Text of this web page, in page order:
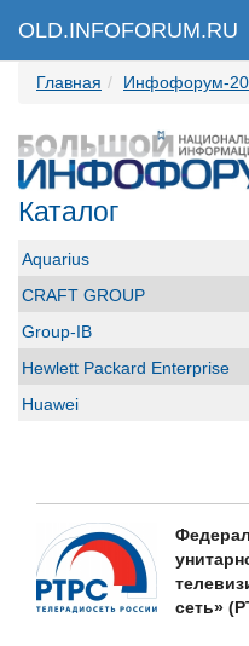
OLD.INFOFORUM.RU
Главная Инфофорум-
Каталог
Aquarius
CRAFT GROUP
Group-IB
Hewlett Packard Enterprise
Huawei
Positive Technologies
Staffcop
«Национальный
сеть»